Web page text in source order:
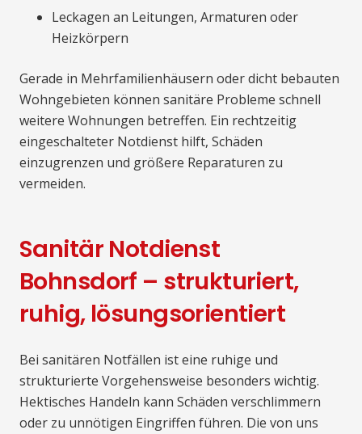
Leckagen an Leitungen, Armaturen oder
Heizkörpern
Gerade in Mehrfamilienhäusern oder dicht bebauten
Wohngebieten können sanitäre Probleme schnell
weitere Wohnungen betreffen. Ein rechtzeitig
eingeschalteter Notdienst hilft, Schäden
einzugrenzen und größere Reparaturen zu
vermeiden.
Sanitär Notdienst
Bohnsdorf – strukturiert,
ruhig, lösungsorientiert
Bei sanitären Notfällen ist eine ruhige und
strukturierte Vorgehensweise besonders wichtig.
Hektisches Handeln kann Schäden verschlimmern
oder zu unnötigen Eingriffen führen. Die von uns